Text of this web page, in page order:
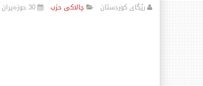
رێگای كوردستان چالاكی حزب 30 حوزەیران 2026